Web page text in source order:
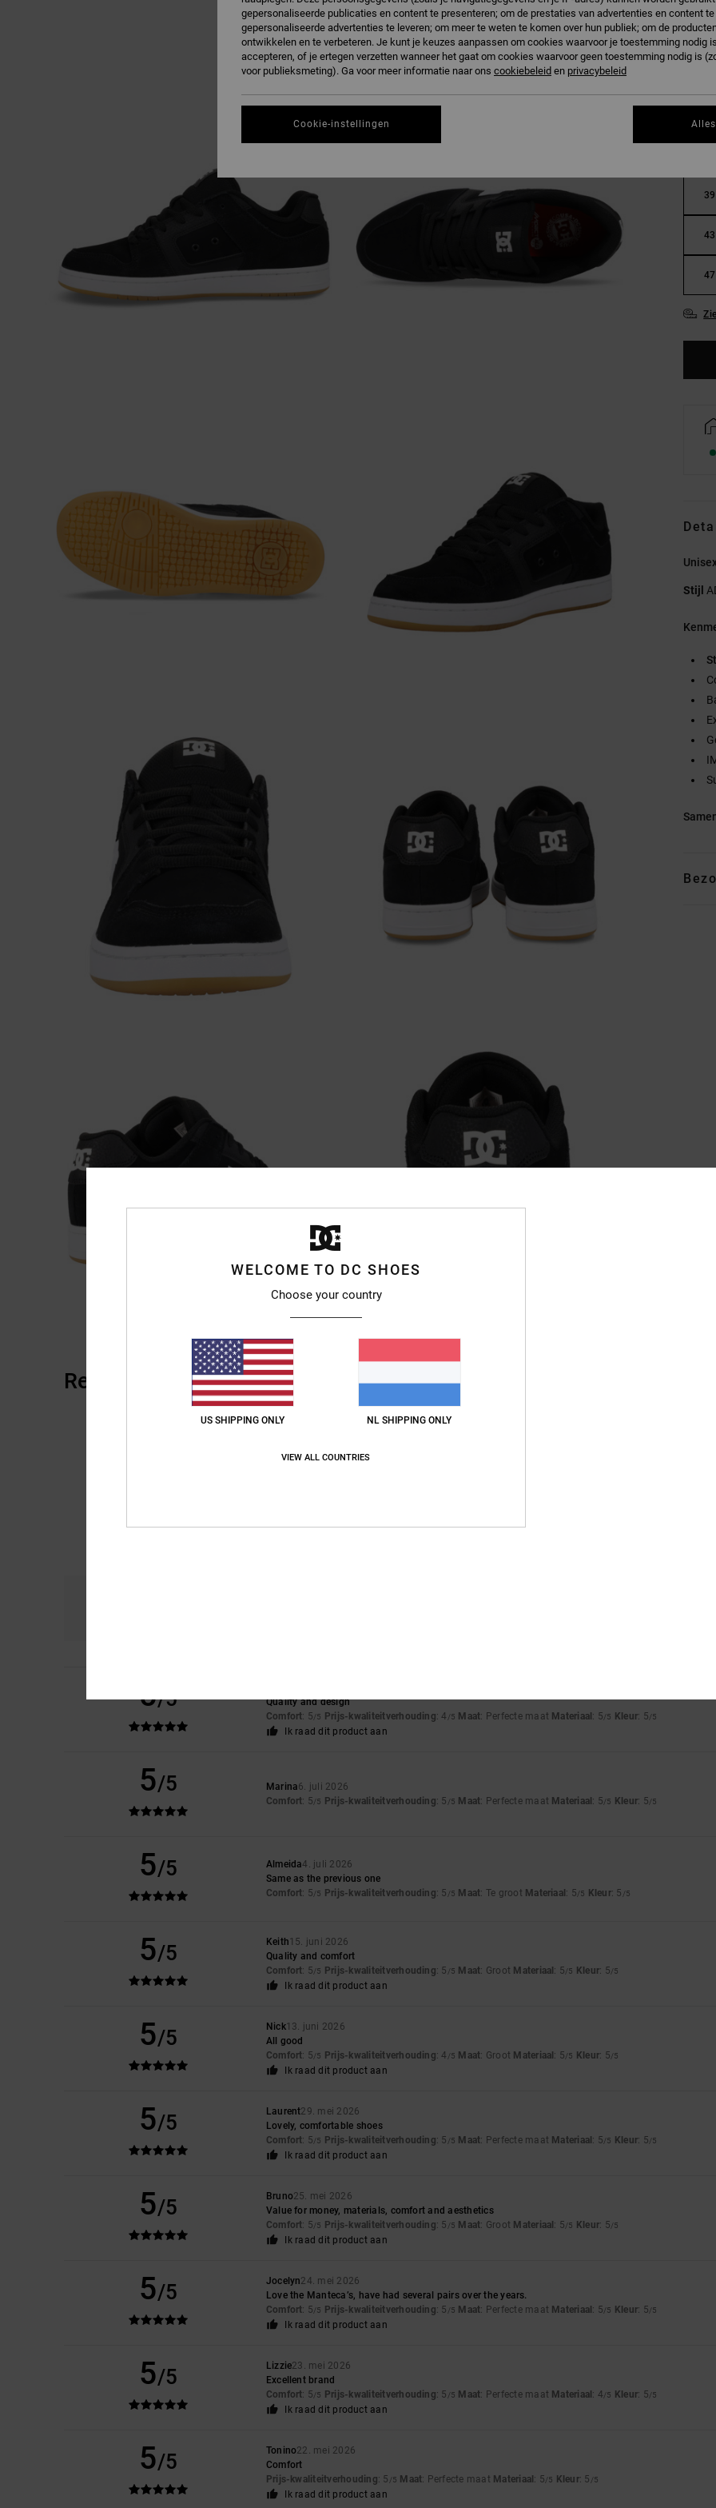
39
43
47
Stijl
Reviews van klanten
5/5
Quality and design
Comfort: 5/5 Prijs-kwaliteitverhouding: 4 /5 Maat: Perfecte maat Materiaal : 5/5 Kleur: 5/5
Ik raad dit product aan
5/5 Marina6. juli 2026
Comfort: 5/5 Prijs-kwaliteitverhouding: 5 /5 Maat: Perfecte maat Materiaal : 5/5 Kleur: 5/5
5/5 Almeida4. juli 2026
Same as the previous one
Comfort: 5/5 Prijs-kwaliteitverhouding: 5 /5 Maat: Te groot Materiaal : 5/5 Kleur: 5 /5
5/5 Keith15. juni 2026
Quality and comfort
Comfort: 5/5 Prijs-kwaliteitverhouding: 5 /5 Maat: Groot Materiaal : 5/5 Kleur: 5/5
Ik raad dit product aan
5/5 Nick13. juni 2026
All good
Comfort: 5/5 Prijs-kwaliteitverhouding: 4 /5 Maat: Groot Materiaal : 5/5 Kleur: 5/5
Ik raad dit product aan
5/5 Laurent29. mei 2026
Lovely, comfortable shoes
Comfort: 5/5 Prijs-kwaliteitverhouding: 5 /5 Maat: Perfecte maat Materiaal : 5/5 Kleur: 5/5
Ik raad dit product aan
5/5 Bruno25. mei 2026
Value for money, materials, comfort and aesthetics
Comfort: 5/5 Prijs-kwaliteitverhouding: 5 /5 Maat: Groot Materiaal : 5/5 Kleur: 5/5
Ik raad dit product aan
5/5 Jocelyn24. mei 2026
Love the Manteca’s, have had several pairs over the years.
Comfort: 5/5 Prijs-kwaliteitverhouding: 5 /5 Maat: Perfecte maat Materiaal : 5/5 Kleur: 5/5
Ik raad dit product aan
5/5 Lizzie23. mei 2026
Excellent brand
Comfort: 5/5 Prijs-kwaliteitverhouding: 5 /5 Maat: Perfecte maat Materiaal : 4/5 Kleur: 5/5
Ik raad dit product aan
5/5 Tonino22. mei 2026
Comfort
Prijs-kwaliteitverhouding: 5 /5 Maat: Perfecte maat Materiaal : 5/5 Kleur: 5 /5
Ik raad dit product aan
WELCOME TO DC SHOES
Choose your country
US SHIPPING ONLY NL SHIPPING ONLY
VIEW ALL COUNTRIES
gepersonaliseerde publicaties en content te presenteren; om de prestaties van advertenties en content
gepersonaliseerde advertenties te leveren; om meer te weten te komen over hun publiek; om de
ontwikkelen en te verbeteren. Je kunt je keuzes aanpassen om cookies waarvoor je toestemming nodig
accepteren, of je ertegen verzetten wanneer het gaat om cookies waarvoor geen toestemming nodig is
voor publieksmeting). Ga voor meer informatie naar ons cookiebeleid en privacybeleid
Cookie-instellingen